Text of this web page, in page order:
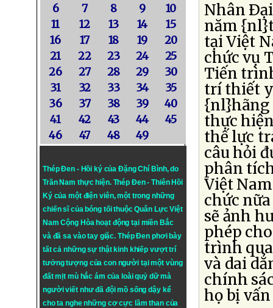
6
7 8 9
10
11
12 13 14
15
16
17 18 19
20
21
22 23 24
25
26
27 28 29
30
31
32 33 34
35
36
37 38 39
40
41
42 43 44
45
46
47 48 49
Thép Đen - Hồi ký của Đặng Chí Bình, do
Trần Nam thực hiện. Thép Đen- Thiên Hồi
Ký của một điện viên, một trong những
chiến sĩ của bóng tối thuộc Quân Lực Việt
Nam Cộng Hòa hoạt động tại miền Bắc
và đã sa vào tay giặc. Thép Đen phơi bày
tất cả những sự thật kinh khiếp vượt trí
tưởng tượng của con người tại một vùng
đất mịt mù hắc ám của loài quỷ dữ mà
người viết như đã đội mồ sống dậy kể
cho ta nghe những cơ cực lầm than của
Nhân
năm
tại Việt
chức vụ
Tiến
trí thiết
{nl}hãng
thực
thế lực
câu hỏi
phân
Việt
chức
sẽ ảnh
phép
trình
và dai
chính
họ bị